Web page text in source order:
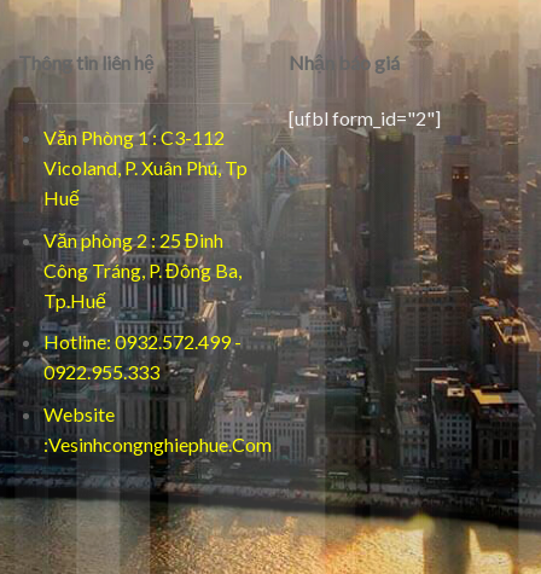
Thông tin liên hệ
Văn Phòng 1 : C3-112
Vicoland, P. Xuân Phú, Tp
Huế
Văn phòng 2 : 25 Đinh
Công Tráng, P. Đông Ba,
Tp.Huế
Hotline: 0932.572.499 -
0922.955.333
Website
:Vesinhcongnghiephue.Com
Nhận báo giá
[ufbl form_id="2"]